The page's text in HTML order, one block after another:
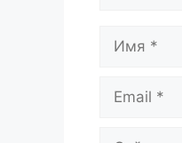
Имя
Email
Сайт